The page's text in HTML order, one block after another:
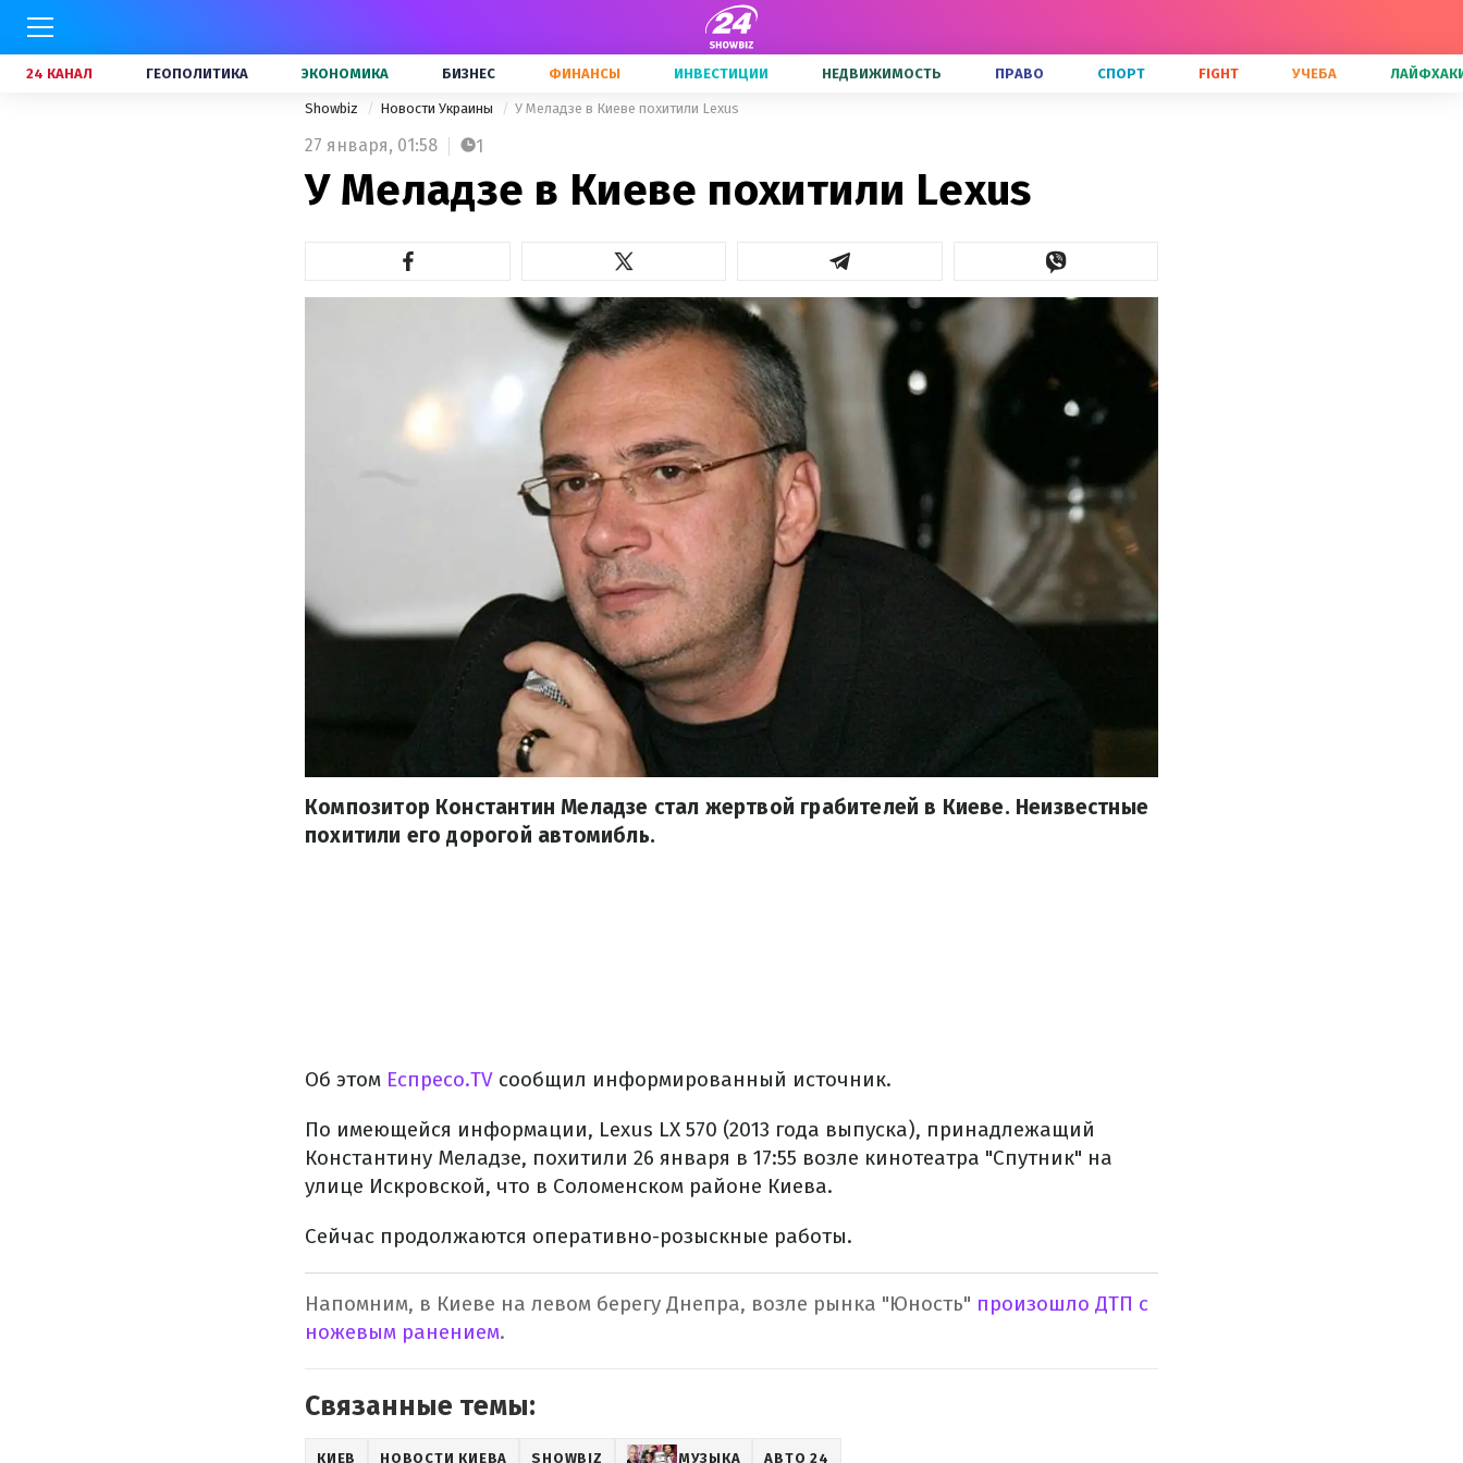
24 КАНАЛ ГЕОПОЛИТИКА ЭКОНОМИКА БИЗНЕС ФИНАНСЫ ИНВЕСТИЦИИ НЕДВИЖИМОСТЬ ПРАВО СПОРТ FIGHT УЧЕБА
Showbiz Новости Украины У Меладзе в Киеве похитили Lexus
27 января, 01:58 1
У Меладзе в Киеве похитили Lexus
Композитор Константин Меладзе стал жертвой грабителей в Киеве. Неизвестные
похитили его дорогой автомибль.
Об этом Еспресо.TV сообщил информированный источник.
По имеющейся информации, Lexus LX 570 (2013 года выпуска), принадлежащий
Константину Меладзе, похитили 26 января в 17:55 возле кинотеатра "Спутник" на
улице Искровской, что в Соломенском районе Киева.
Сейчас продолжаются оперативно-розыскные работы.
Напомним, в Киеве на левом берегу Днепра, возле рынка "Юность" произошло ДТП с
ножевым ранением.
Связанные темы:
КИЕВ НОВОСТИ КИЕВА SHOWBIZ МУЗЫКА АВТО 24